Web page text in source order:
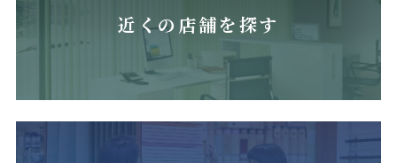
近くの店舗を探す